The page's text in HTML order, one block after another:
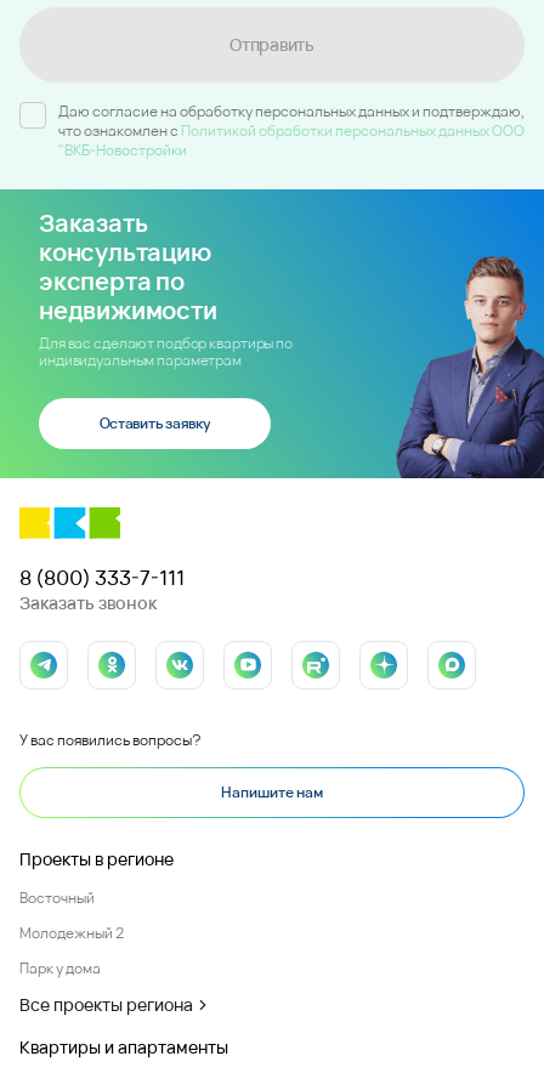
Отправить
Даю согласие на обработку персональных данных и подтверждаю,
что ознакомлен c Политикой обработки персональных данных ООО
"ВКБ-Новостройки
Заказать
консультацию
эксперта по
недвижимости
Для вас сделают подбор квартиры по
индивидуальным параметрам
Оставить заявку
8 (800) 333-7-111
Заказать звонок
У вас появились вопросы?
Напишите нам
Проекты в регионе
Восточный
Молодежный 2
Парк у дома
Все проекты региона
Квартиры и апартаменты